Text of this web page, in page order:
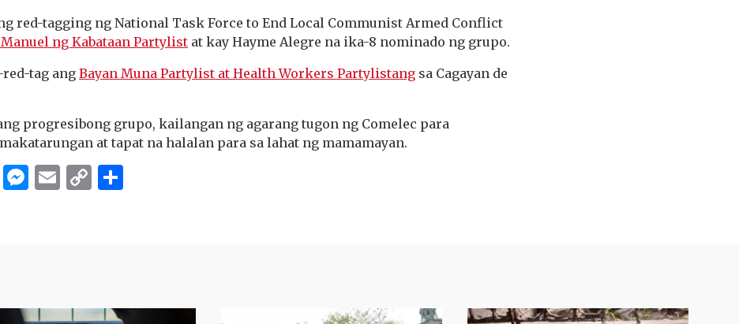
red-tagging ng National Task Force to End Local Communist Armed Conflict
Manuel ng Kabataan Partylist at kay Hayme Alegre na ika-8 nominado ng grupo.
tag ang Bayan Muna Partylist at Health Workers Partylistang sa Cagayan de
progresibong grupo, kailangan ng agarang tugon ng Comelec para
at tapat na halalan para sa lahat ng mamamayan.
ViberMessenger
Email
Copy